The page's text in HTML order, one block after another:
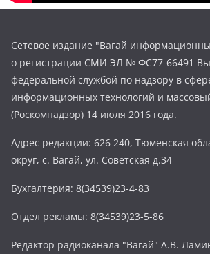
Сетевое издание "Вагай
о регистрации СМИ ЭЛ № ФС77-66491
федеральной службой по надзору в
информационных технологий и
(Роскомнадзор) 14 июля 2016 года.
Адрес редакции: 626 240, Тюменская
округ, с. Вагай, ул. Советская д.34
Бухгалтерия: 8(34539)23-4-83
Отдел рекламы: 8(34539)23-5-86
Редактор радиоканала "Вагай" А.В.